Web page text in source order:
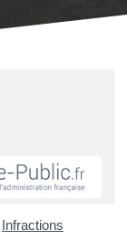
Infractions